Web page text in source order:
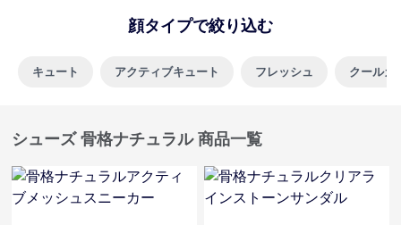
顔タイプで絞り込む
キュート アクティブキュート フレッシュ クールカ
シューズ 骨格ナチュラル 商品一覧